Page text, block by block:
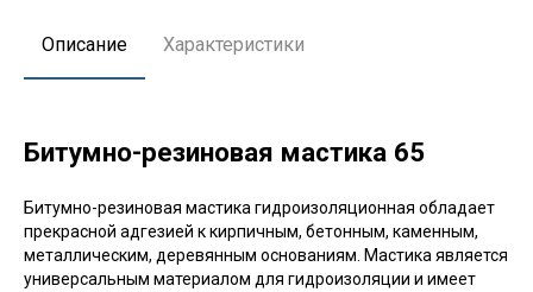
Описание Характеристики
Битумно-резиновая мастика 65
Битумно-резиновая мастика гидроизоляционная обладает
прекрасной адгезией к кирпичным, бетонным, каменным,
металлическим, деревянным основаниям. Мастика является
универсальным материалом для гидроизоляции и имеет